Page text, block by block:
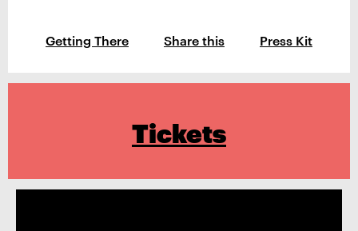
Getting There Share this Press Kit
Tickets